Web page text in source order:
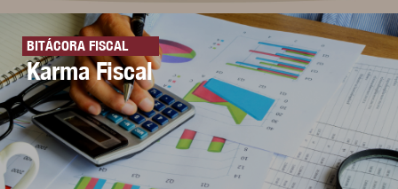
BITÁCORA FISCAL
Karma Fiscal